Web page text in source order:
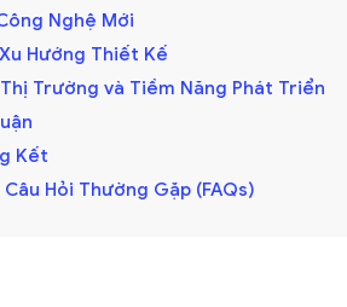
Nghệ Mới
Hướng Thiết Kế
Trường và Tiềm Năng Phát Triển
Kết
Câu Hỏi Thường Gặp (FAQs)